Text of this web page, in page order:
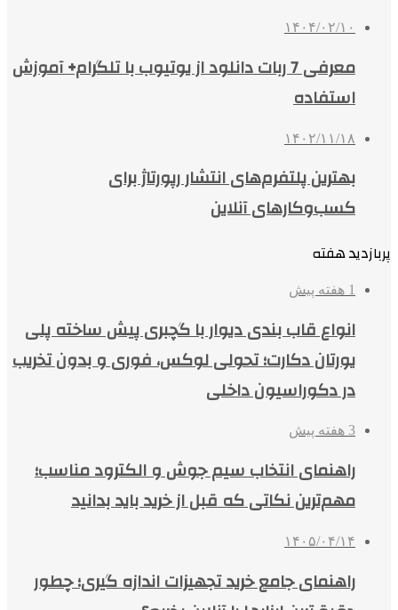
۱۴۰۴/۰۲/۱۰
معرفی 7 ربات دانلود از یوتیوب با تلگرام+ آموزش
استفاده
۱۴۰۲/۱۱/۱۸
بهترین پلتفرم‌های انتشار رپورتاژ برای
کسب‌وکارهای آنلاین
پربازدید هفته
1 هفته پیش
انواع قاب بندی دیوار با گچبری پیش ساخته پلی
یورتان دکارت؛ تحولی لوکس، فوری و بدون تخریب
در دکوراسیون داخلی
3 هفته پیش
راهنمای انتخاب سیم جوش و الکترود مناسب؛
مهم‌ترین نکاتی که قبل از خرید باید بدانید
۱۴۰۵/۰۴/۱۴
راهنمای جامع خرید تجهیزات اندازه گیری؛ چطور